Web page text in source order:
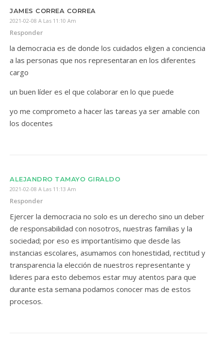
JAMES CORREA CORREA
2021-02-08 A Las 11:10 Am
Responder
la democracia es de donde los cuidados eligen a conciencia
a las personas que nos representaran en los diferentes
cargo
un buen líder es el que colaborar en lo que puede
yo me comprometo a hacer las tareas ya ser amable con
los docentes
ALEJANDRO TAMAYO GIRALDO
2021-02-08 A Las 11:13 Am
Responder
Ejercer la democracia no solo es un derecho sino un deber
de responsabilidad con nosotros, nuestras familias y la
sociedad; por eso es importantísimo que desde las
instancias escolares, asumamos con honestidad, rectitud y
transparencia la elección de nuestros representante y
lideres para esto debemos estar muy atentos para que
durante esta semana podamos conocer mas de estos
procesos.